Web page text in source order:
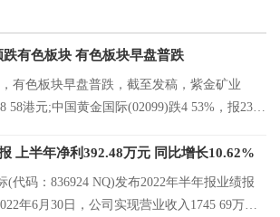
有色板块 有色板块早盘普跌
有色板块早盘普跌，截至发稿，紫金矿业
58港元;中国黄金国际(02099)跌4 53%，报23 2
上半年净利392.48万元 同比增长10.62%
(代码：836924 NQ)发布2022年半年报业绩报
年6月30日，公司实现营业收入1745 69万